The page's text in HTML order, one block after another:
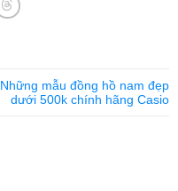
Những mẫu đồng hồ nam đẹp
dưới 500k chính hãng Casio